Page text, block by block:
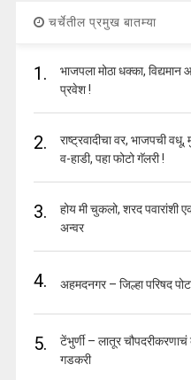
चर्चेतील प्रमुख बातम्या
1.
भाजपला मोठा धक्का, विद्यमान
प्रवेश !
2.
राष्ट्रवादीचा वर, भाजपची
व-हाडी, पहा फोटो गॅलरी !
3.
होय मी चुकलो, शरद पवारांशी
अन्वर
4. अहमदनगर – जिल्हा परिषद
5.
टेंभुर्णी – लातूर
गडकरी